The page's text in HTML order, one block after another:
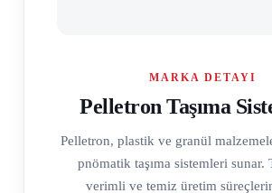
MARKA DETAYI
Pelletron Taşıma
Pelletron, plastik ve granül
pnömatik taşıma sistemleri sunar.
verimli ve temiz üretim